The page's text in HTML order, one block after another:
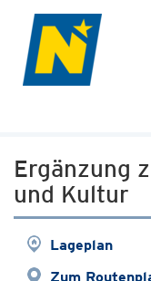
Ergänzung
und Kultur
Lageplan
Zum